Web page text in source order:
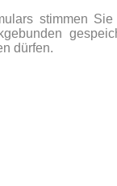
stimmen Sie
dürfen.